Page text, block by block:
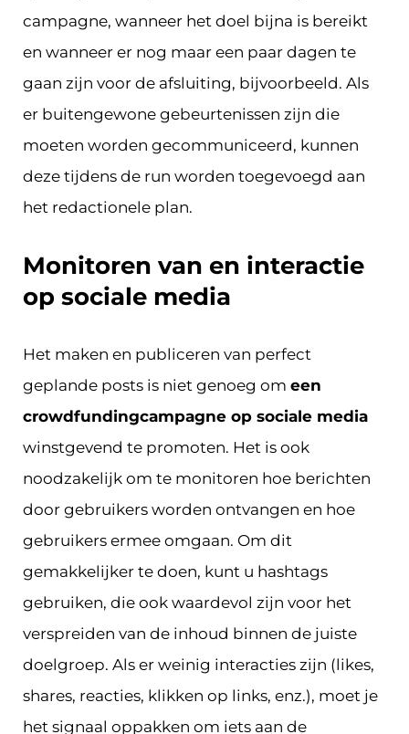
campagne, wanneer het doel bijna is bereikt
en wanneer er nog maar een paar dagen te
gaan zijn voor de afsluiting, bijvoorbeeld. Als
er buitengewone gebeurtenissen zijn die
moeten worden gecommuniceerd, kunnen
deze tijdens de run worden toegevoegd aan
het redactionele plan.
Monitoren van en interactie
op sociale media
Het maken en publiceren van perfect
geplande posts is niet genoeg om een
crowdfundingcampagne op sociale media
winstgevend te promoten. Het is ook
noodzakelijk om te monitoren hoe berichten
door gebruikers worden ontvangen en hoe
gebruikers ermee omgaan. Om dit
gemakkelijker te doen, kunt u hashtags
gebruiken, die ook waardevol zijn voor het
verspreiden van de inhoud binnen de juiste
doelgroep. Als er weinig interacties zijn (likes,
shares, reacties, klikken op links, enz.), moet je
het signaal oppakken om iets aan de